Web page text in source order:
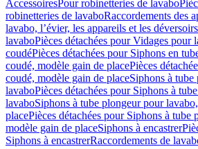
AccessoiresPour robinetteries de lavabo
robinetteries de lavaboRaccordements des
lavabo, l’évier, les appareils et les
lavaboPièces détachées pour Vidages pour
coudéPièces détachées pour Siphons en
coudé, modèle gain de placePièces
coudé, modèle gain de placeSiphons à
lavaboPièces détachées pour Siphons à
lavaboSiphons à tube plongeur pour
placePièces détachées pour Siphons à tube
modèle gain de placeSiphons à encastrer
Siphons à encastrerRaccordements de